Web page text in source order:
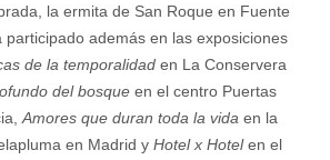
la ermita de San Roque en Fuente
participado además en las exposiciones
de la temporalidaden La Conservera
del bosqueen el centro Puertas
Amores que duran toda la vidaen la
en Madrid y Hotel x Hotelen el